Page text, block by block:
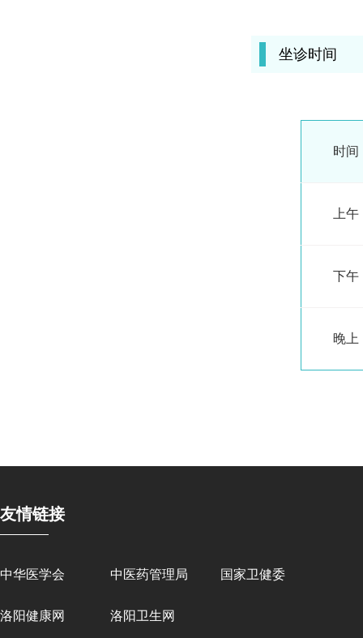
坐诊时间
时间
上午
下午
晚上
友情链接
中华医学会 中医药管理局 国家卫健委
洛阳健康网 洛阳卫生网